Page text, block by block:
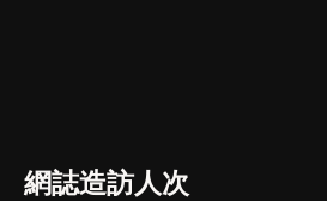
網誌造訪人次